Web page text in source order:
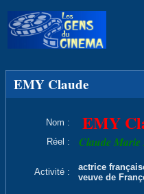
EMY Claude
Nom : EMY
Réel : Claude
Activité :
actrice
veuve de